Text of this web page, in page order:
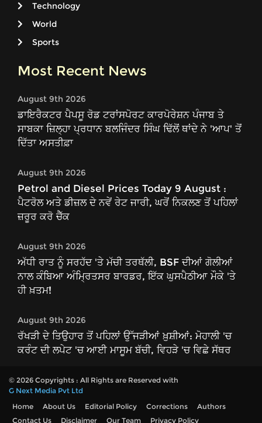
Technology
World
Sports
Most Recent News
August 9th 2026
ਡਾਇਰੈਕਟਰ ਪੈਪਸੂ ਰੋਡ ਟਰਾਂਸਪੋਰਟ ਕਾਰਪੋਰੇਸ਼ਨ ਪੰਜਾਬ ਤੇ
ਸਾਬਕਾ ਜ਼ਿਲ੍ਹਾ ਪ੍ਰਧਾਨ ਬਲਜਿੰਦਰ ਸਿੰਘ ਢਿੱਲੋਂ ਥਾਂਦੇ ਨੇ 'ਆਪ' ਤੋਂ
ਦਿੱਤਾ ਅਸਤੀਫ਼ਾ
August 9th 2026
Petrol and Diesel Prices Today 9 August :
ਪੈਟਰੋਲ ਅਤੇ ਡੀਜ਼ਲ ਦੇ ਨਵੇਂ ਰੇਟ ਜਾਰੀ, ਘਰੋਂ ਨਿਕਲਣ ਤੋਂ ਪਹਿਲਾਂ
ਜ਼ਰੂਰ ਕਰੋ ਚੈੱਕ
August 9th 2026
ਅੱਧੀ ਰਾਤ ਨੂੰ ਸਰਹੱਦ 'ਤੇ ਮੱਚੀ ਤਰਥੱਲੀ, BSF ਦੀਆਂ ਗੋਲੀਆਂ
ਨਾਲ ਕੰਬਿਆ ਅੰਮ੍ਰਿਤਸਰ ਬਾਰਡਰ, ਇੱਕ ਘੁਸਪੈਠੀਆ ਮੌਕੇ 'ਤੇ
ਹੀ ਖ਼ਤਮ!
August 9th 2026
ਰੱਖੜੀ ਦੇ ਤਿਉਹਾਰ ਤੋਂ ਪਹਿਲਾਂ ਉੱਜੜੀਆਂ ਖ਼ੁਸ਼ੀਆਂ: ਮੋਹਾਲੀ 'ਚ
ਕਰੰਟ ਦੀ ਲਪੇਟ 'ਚ ਆਈ ਮਾਸੂਮ ਬੱਚੀ, ਵਿਹੜੇ 'ਚ ਵਿਛੇ ਸੱਥਰ
© 2026 Copyrights : All Rights are Reserved with
G Next Media Pvt Ltd
Home
About Us Editorial Policy Corrections
Authors
Contact Us
Disclaimer Our Team Privacy Policy